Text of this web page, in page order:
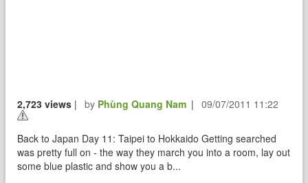
2,723 views | by Phùng Quang Nam | 09/07/2011 11:22
Back to Japan Day 11: Taipei to Hokkaido Getting searched
was pretty full on - the way they march you into a room, lay out
some blue plastic and show you a b...